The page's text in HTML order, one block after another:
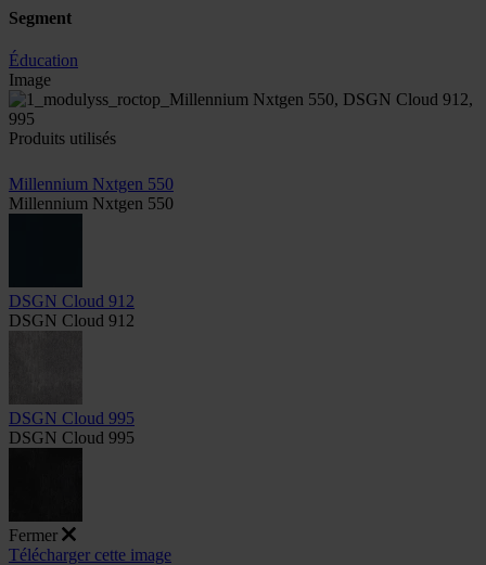
Segment
Éducation
Image
Produits utilisés
Millennium Nxtgen 550
Millennium Nxtgen 550
DSGN Cloud 912
DSGN Cloud 912
DSGN Cloud 995
DSGN Cloud 995
Fermer
Télécharger cette image